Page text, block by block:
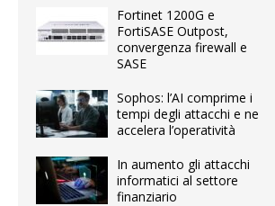
Fortinet 1200G e
FortiSASE Outpost,
convergenza firewall e
SASE
Sophos: l’AI comprime i
tempi degli attacchi e ne
accelera l’operatività
In aumento gli attacchi
informatici al settore
finanziario